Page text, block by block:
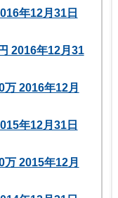
年12月31日
2016年12月31
2016年12月
年12月31日
2015年12月